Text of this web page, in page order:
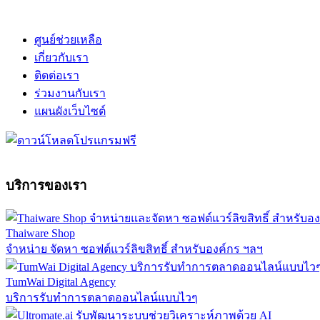
ศูนย์ช่วยเหลือ
เกี่ยวกับเรา
ติดต่อเรา
ร่วมงานกับเรา
แผนผังเว็บไซต์
บริการของเรา
Thaiware Shop
จำหน่าย จัดหา ซอฟต์แวร์ลิขสิทธิ์ สำหรับองค์กร ฯลฯ
TumWai Digital Agency
บริการรับทำการตลาดออนไลน์แบบไวๆ